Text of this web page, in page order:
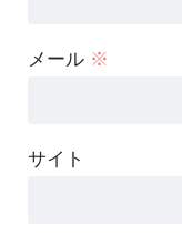
メール ※
サイト